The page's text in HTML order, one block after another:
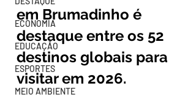
ECONOMIA
EDUCAÇÃO
ESPORTES
MEIO AMBIENTE
em Brumadinho é
destaque entre os 52
destinos globais para
visitar em 2026.